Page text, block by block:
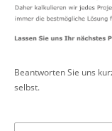
Beantworten Sie uns
selbst.